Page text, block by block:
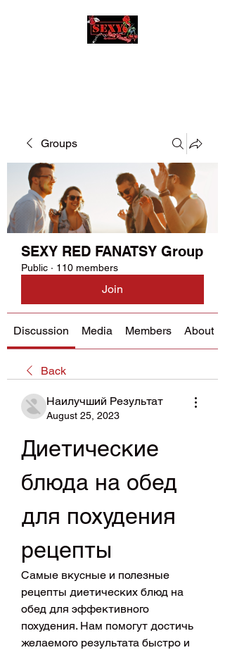
Groups
SEXY RED FANATSY Group
Public · 110 members
Join
Discussion Media Members About
Back
Наилучший Результат
August 25, 2023
Диетические
блюда на обед
для похудения
рецепты
Самые вкусные и полезные
рецепты диетических блюд на
обед для эффективного
похудения. Нам помогут достичь
желаемого результата быстро и